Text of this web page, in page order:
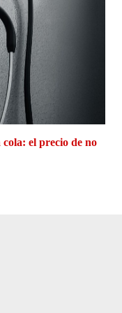
el precio de no